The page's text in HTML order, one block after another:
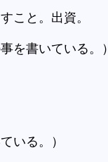
こと。出資。
を書いている。）
いる。）